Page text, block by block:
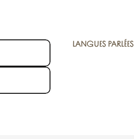
LANGUES PARLÉES
LANGUES PARLÉES